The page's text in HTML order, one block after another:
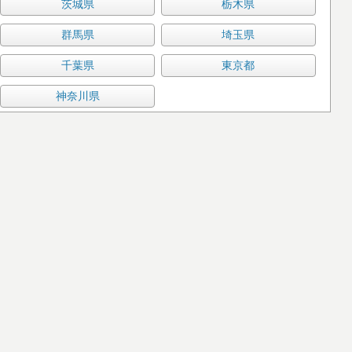
茨城県 栃木県
群馬県 埼玉県
千葉県 東京都
神奈川県